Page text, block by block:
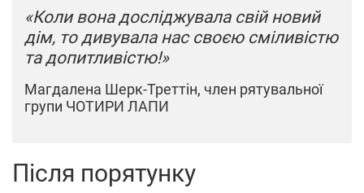
«Коли вона досліджувала свій новий
дім, то дивувала нас своєю сміливістю
та допитливістю!»
Магдалена Шерк-Треттін, член рятувальної
групи ЧОТИРИ ЛАПИ
Після порятунку